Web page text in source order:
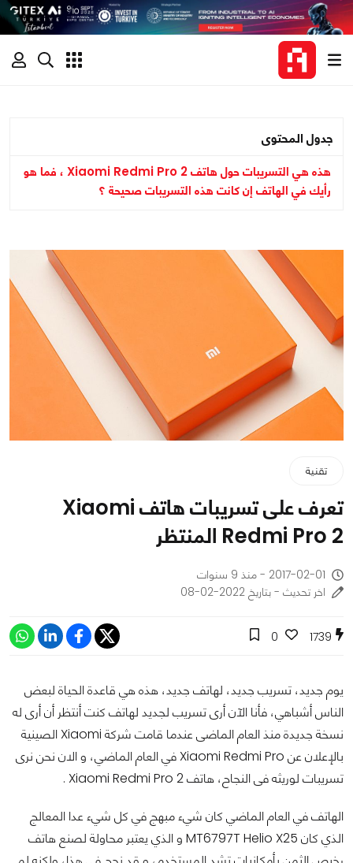
جدول المحتوى
هذه هي التسريبات حول هاتف Xiaomi Redmi Pro 2 ، فما هو
رأيك في الهاتف إن كانت هذه التسريبات صحيحة ؟
تقنية
تعرف على تسريبات هاتف Xiaomi
Redmi Pro 2 المنتظر
2017-02-01 - منذ 9 سنوات
اخر تحديث - بتاريخ 2022-02-08
1739
0
يوم جديد، تسريب جديد، لهاتف جديد، هذه هي قاعدة الحياة لبعض
الناس أشباهي، فأنا الآن أرى تسريب لجديد لهاتف كنت أنتظر أن أرى له
نسخة جديدة منذ العام الماضى عندما قامت شركة Xiaomi الصينية
بالإعلان عن Xiaomi Redmi Pro في العام الماضي، و الان نحن نرى
تسريبات لوريثه فى النجاح، هاتف Xiaomi Redmi Pro 2 .
الهاتف في العام الماضي كان شيء مبهج في كل شيء عدا المعالج
الذي كان MT6797T Helio X25 و الذي يعتبر محاولة لصنع هاتف